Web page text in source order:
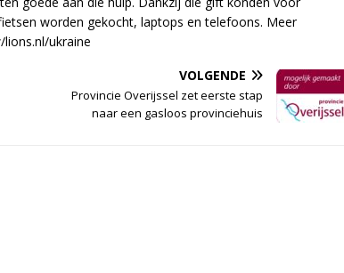
worden gekocht, laptops en telefoons. Meer
ukraine
VOLGENDE
Provincie Overijssel zet eerste stap
naar een gasloos provinciehuis